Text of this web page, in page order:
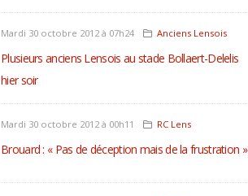
Mardi 30 octobre 2012 à 07h24 Anciens Lensois
Plusieurs anciens Lensois au stade Bollaert-Delelis
hier soir
Mardi 30 octobre 2012 à 00h11 RC Lens
Brouard : « Pas de déception mais de la frustration »